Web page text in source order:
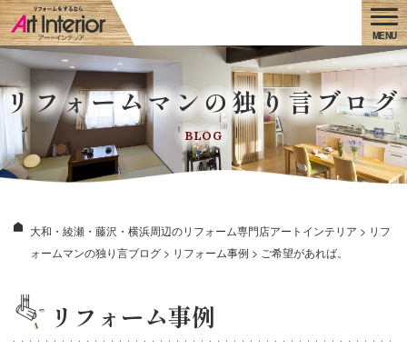
リフォームマンの独り言ブログ
BLOG
大和・綾瀬・藤沢・横浜周辺のリフォーム専門店アートインテリア > リフ
ォームマンの独り言ブログ > リフォーム事例 > ご希望があれば。
リフォーム事例